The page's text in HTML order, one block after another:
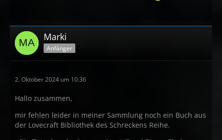
Marki
Anfänger
2. Oktober 2024 um 10:36
Hallo zusammen,
mir fehlen leider in meiner Sammlung noch ein Buch aus
der Lovecraft Bibliothek des Schreckens Reihe.